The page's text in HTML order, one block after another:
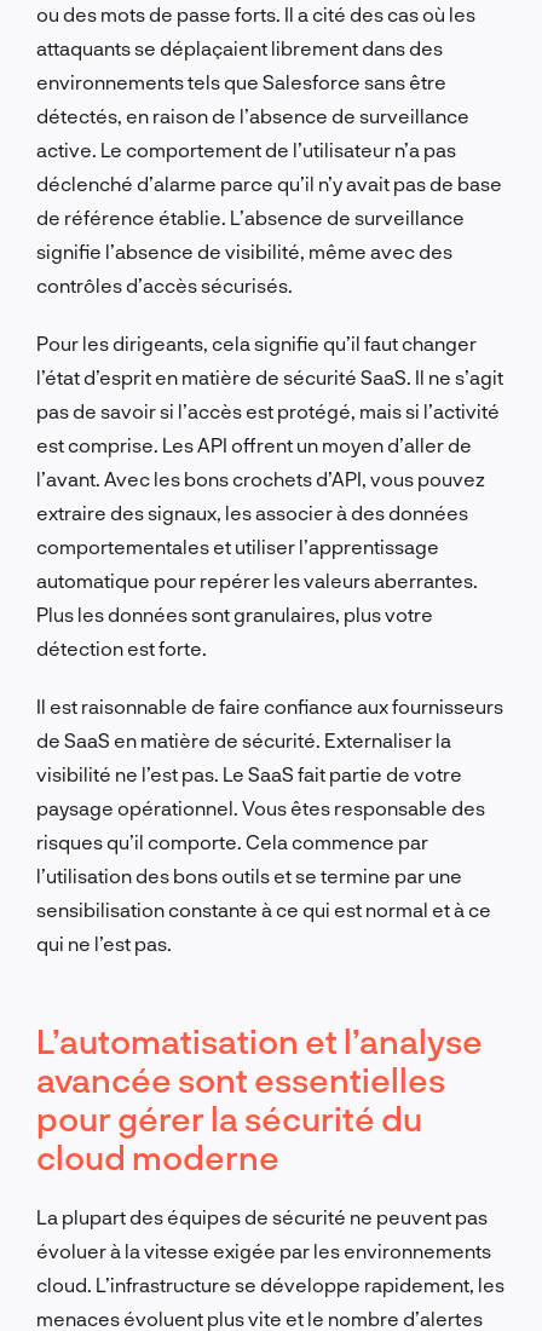
ou des mots de passe forts. Il a cité des cas où les
attaquants se déplaçaient librement dans des
environnements tels que Salesforce sans être
détectés, en raison de l’absence de surveillance
active. Le comportement de l’utilisateur n’a pas
déclenché d’alarme parce qu’il n’y avait pas de base
de référence établie. L’absence de surveillance
signifie l’absence de visibilité, même avec des
contrôles d’accès sécurisés.
Pour les dirigeants, cela signifie qu’il faut changer
l’état d’esprit en matière de sécurité SaaS. Il ne s’agit
pas de savoir si l’accès est protégé, mais si l’activité
est comprise. Les API offrent un moyen d’aller de
l’avant. Avec les bons crochets d’API, vous pouvez
extraire des signaux, les associer à des données
comportementales et utiliser l’apprentissage
automatique pour repérer les valeurs aberrantes.
Plus les données sont granulaires, plus votre
détection est forte.
Il est raisonnable de faire confiance aux fournisseurs
de SaaS en matière de sécurité. Externaliser la
visibilité ne l’est pas. Le SaaS fait partie de votre
paysage opérationnel. Vous êtes responsable des
risques qu’il comporte. Cela commence par
l’utilisation des bons outils et se termine par une
sensibilisation constante à ce qui est normal et à ce
qui ne l’est pas.
L’automatisation et l’analyse
avancée sont essentielles
pour gérer la sécurité du
cloud moderne
La plupart des équipes de sécurité ne peuvent pas
évoluer à la vitesse exigée par les environnements
cloud. L’infrastructure se développe rapidement, les
menaces évoluent plus vite et le nombre d’alertes